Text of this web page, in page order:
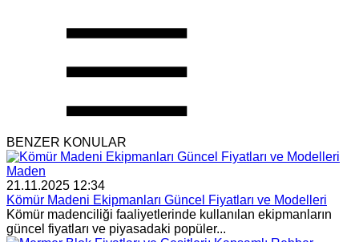
BENZER KONULAR
Maden
21.11.2025 12:34
Kömür Madeni Ekipmanları Güncel Fiyatları ve Modelleri
Kömür madenciliği faaliyetlerinde kullanılan ekipmanların
güncel fiyatları ve piyasadaki popüler...